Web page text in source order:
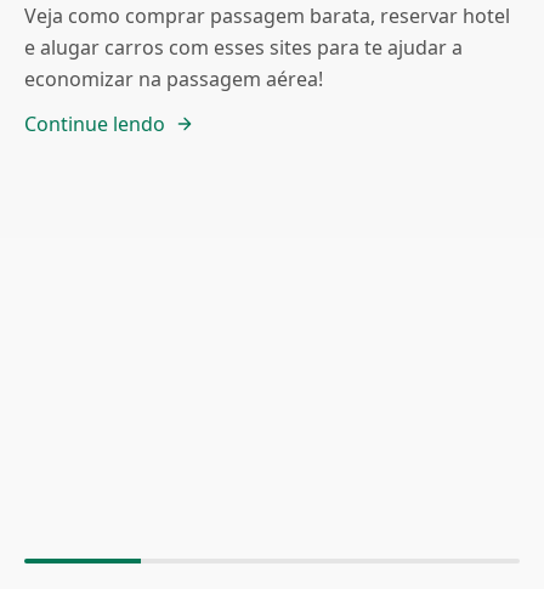
Veja como comprar passagem barata, reservar hotel
e alugar carros com esses sites para te ajudar a
economizar na passagem aérea!
Continue lendo